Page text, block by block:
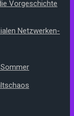
Vorgeschichte
Netzwerken-